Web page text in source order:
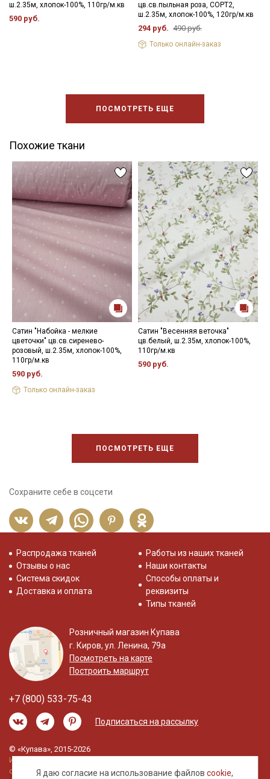
ш.2.35м, хлопок-100%, 110гр/м.кв
590 руб.
цв.св.пыльная роза, СОРТ2,
ш.2.35м, хлопок-100%, 120гр/м.кв
294 руб. 490 руб.
Только онлайн-заказ
ПОСМОТРЕТЬ ЕЩЕ
Похожие ткани
Сатин "Набойка - мелкие
цветочки" цв.св.сиренево-
розовый, ш.2.35м, хлопок-100%,
110гр/м.кв
590 руб.
Только онлайн-заказ
Сатин "Весенняя веточка"
цв.белый, ш.2.35м, хлопок-100%,
110гр/м.кв
590 руб.
ПОСМОТРЕТЬ ЕЩЕ
Сохраните себе в соцсети
Я даю согласие на использование файловcookie,
Распродажа тканей
Отзывы о нас
Система скидок
Доставка и оплата
Работы из наших тканей
Наши контакты
Способы оплаты и
реквизиты
Типы тканей
Розничный магазин Купава
г. Киров, ул. Ленина, 79а
Посмотреть на карте
Построить маршрут
+7 (800) 533-75-43
Подписаться на рассылку
© «Купава», 2015-2026
Информация на сайте не является публичной
офертой.